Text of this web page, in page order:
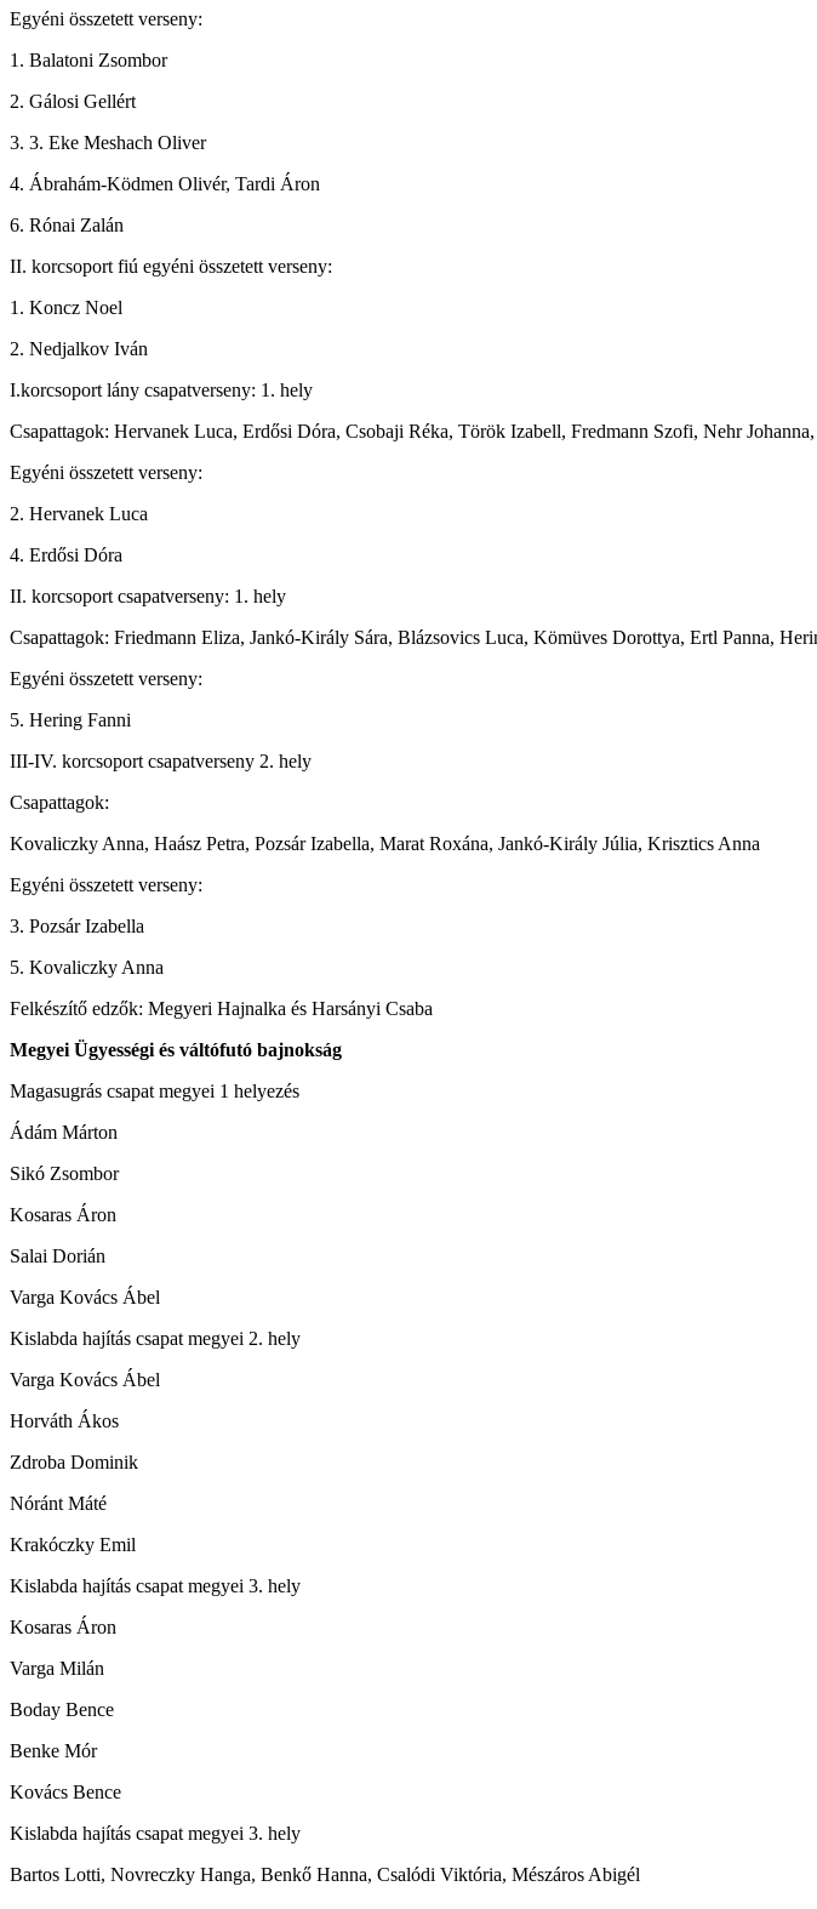
Egyéni összetett verseny:
1. Balatoni Zsombor
2. Gálosi Gellért
3. 3. Eke Meshach Oliver
4. Ábrahám-Ködmen Olivér, Tardi Áron
6. Rónai Zalán
II. korcsoport fiú egyéni összetett verseny:
1. Koncz Noel
2. Nedjalkov Iván
I.korcsoport lány csapatverseny: 1. hely
Csapattagok: Hervanek Luca, Erdősi Dóra, Csobaji Réka, Török Izabell, Fredmann Szofi, Nehr
Egyéni összetett verseny:
2. Hervanek Luca
4. Erdősi Dóra
II. korcsoport csapatverseny: 1. hely
Csapattagok: Friedmann Eliza, Jankó-Király Sára, Blázsovics Luca, Kömüves Dorottya, Ertl Panna,
Egyéni összetett verseny:
5. Hering Fanni
III-IV. korcsoport csapatverseny 2. hely
Csapattagok:
Kovaliczky Anna, Haász Petra, Pozsár Izabella, Marat Roxána, Jankó-Király Júlia, Krisztics Anna
Egyéni összetett verseny:
3. Pozsár Izabella
5. Kovaliczky Anna
Felkészítő edzők: Megyeri Hajnalka és Harsányi Csaba
Megyei Ügyességi és váltófutó bajnokság
Magasugrás csapat megyei 1 helyezés
Ádám Márton
Sikó Zsombor
Kosaras Áron
Salai Dorián
Varga Kovács Ábel
Kislabda hajítás csapat megyei 2. hely
Varga Kovács Ábel
Horváth Ákos
Zdroba Dominik
Nóránt Máté
Krakóczky Emil
Kislabda hajítás csapat megyei 3. hely
Kosaras Áron
Varga Milán
Boday Bence
Benke Mór
Kovács Bence
Kislabda hajítás csapat megyei 3. hely
Bartos Lotti, Novreczky Hanga, Benkő Hanna, Csalódi Viktória, Mészáros Abigél